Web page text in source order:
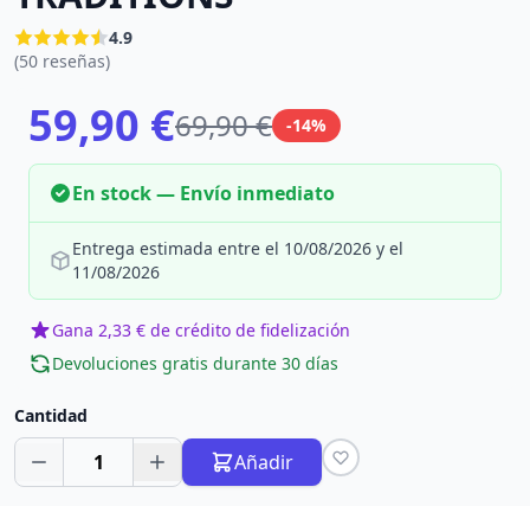
4.9
(50 reseñas)
59,90 €69,90 € -14%
En stock — Envío inmediato
Entrega estimada entre el 10/08/2026 y el
11/08/2026
Gana 2,33 € de crédito de fidelización
Devoluciones gratis durante 30 días
Cantidad
1 Añadir